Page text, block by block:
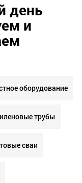
день
и
оборудование
трубы
сваи